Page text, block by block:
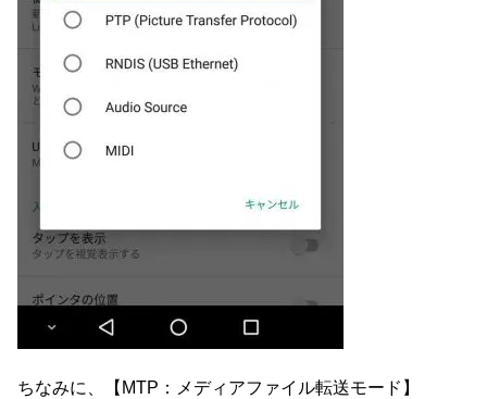
ちなみに、【MTP：メディアファイル転送モード】